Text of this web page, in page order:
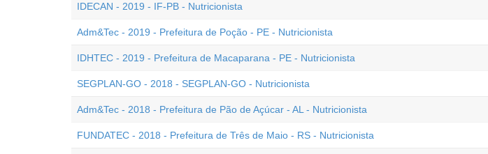
IDECAN - 2019 - IF-PB - Nutricionista
Adm&Tec - 2019 - Prefeitura de Poção - PE - Nutricionista
IDHTEC - 2019 - Prefeitura de Macaparana - PE - Nutricionista
SEGPLAN-GO - 2018 - SEGPLAN-GO - Nutricionista
Adm&Tec - 2018 - Prefeitura de Pão de Açúcar - AL - Nutricionista
FUNDATEC - 2018 - Prefeitura de Três de Maio - RS - Nutricionista